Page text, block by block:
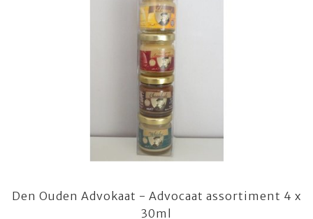
Den Ouden Advokaat - Advocaat assortiment 4 x
30ml